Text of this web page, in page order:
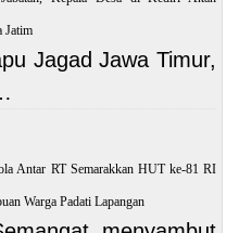
Jatim
Jagad Jawa Timur,
Antar RT Semarakkan HUT ke-81 RI
Warga Padati Lapangan